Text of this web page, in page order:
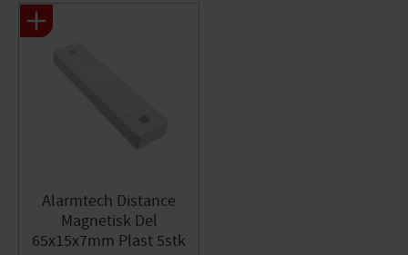
Alarmtech Distance
Magnetisk Del
65x15x7mm Plast 5stk